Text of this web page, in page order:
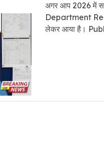
अगर आप 2026 में
Department
लेकर आया है।